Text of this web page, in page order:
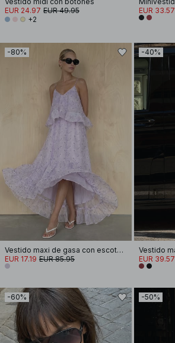
EUR 24.97 EUR 49.95
+2
EUR 33.57
-80%
Vestido maxi de gasa con escote en V y volumen
EUR 17.19 EUR 85.95
-40%
EUR 39.57
-60% -50%